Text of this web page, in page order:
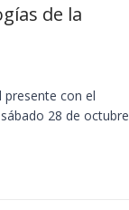
de la
presente con el
28 de octubre